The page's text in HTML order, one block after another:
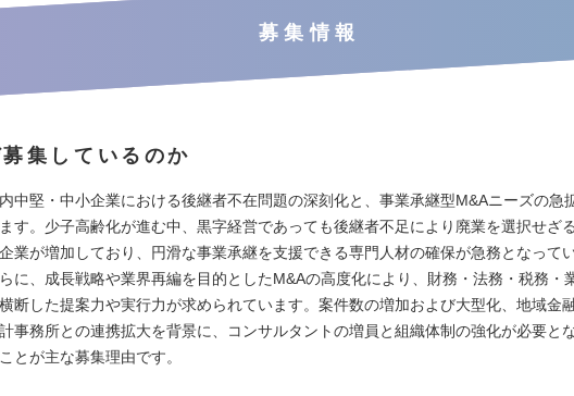
募集情報
集しているのか
中堅・中小企業における後継者不在問題の深刻化と、事業承継型M&Aニーズの急
す。少子高齢化が進む中、黒字経営であっても後継者不足により廃業を選択せざ
業が増加しており、円滑な事業承継を支援できる専門人材の確保が急務となってい
に、成長戦略や業界再編を目的としたM&Aの高度化により、財務・法務・税務・
断した提案力や実行力が求められています。案件数の増加および大型化、地域金
事務所との連携拡大を背景に、コンサルタントの増員と組織体制の強化が必要と
とが主な募集理由です。